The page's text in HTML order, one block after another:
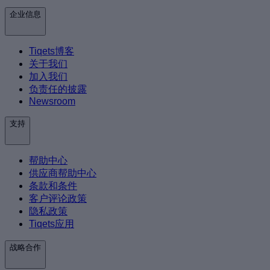
企业信息
Tiqets博客
关于我们
加入我们
负责任的披露
Newsroom
支持
帮助中心
供应商帮助中心
条款和条件
客户评论政策
隐私政策
Tiqets应用
战略合作